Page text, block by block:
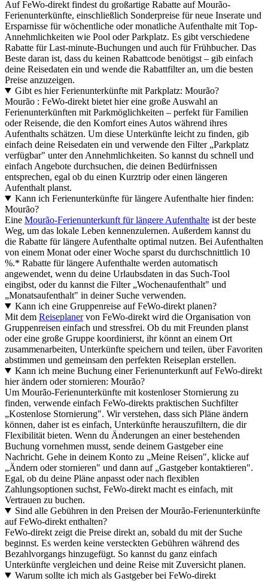
Auf FeWo-direkt findest du großartige Rabatte auf Mourão-
Ferienunterkünfte, einschließlich Sonderpreise für neue Inserate und
Ersparnisse für wöchentliche oder monatliche Aufenthalte mit Top-
Annehmlichkeiten wie Pool oder Parkplatz. Es gibt verschiedene
Rabatte für Last-minute-Buchungen und auch für Frühbucher. Das
Beste daran ist, dass du keinen Rabattcode benötigst – gib einfach
deine Reisedaten ein und wende die Rabattfilter an, um die besten
Preise anzuzeigen.
Gibt es hier Ferienunterkünfte mit Parkplatz: Mourão?
Mourão : FeWo-direkt bietet hier eine große Auswahl an
Ferienunterkünften mit Parkmöglichkeiten – perfekt für Familien
oder Reisende, die den Komfort eines Autos während ihres
Aufenthalts schätzen. Um diese Unterkünfte leicht zu finden, gib
einfach deine Reisedaten ein und verwende den Filter „Parkplatz
verfügbar" unter den Annehmlichkeiten. So kannst du schnell und
einfach Angebote durchsuchen, die deinen Bedürfnissen
entsprechen, egal ob du einen Kurztrip oder einen längeren
Aufenthalt planst.
Kann ich Ferienunterkünfte für längere Aufenthalte hier finden:
Mourão?
Eine Mourão-Ferienunterkunft für längere Aufenthalte ist der beste
Weg, um das lokale Leben kennenzulernen. Außerdem kannst du
die Rabatte für längere Aufenthalte optimal nutzen. Bei Aufenthalten
von einem Monat oder einer Woche sparst du durchschnittlich 10
%.* Rabatte für längere Aufenthalte werden automatisch
angewendet, wenn du deine Urlaubsdaten in das Such-Tool
eingibst, oder du kannst die Filter „Wochenaufenthalt" und
„Monatsaufenthalt" in deiner Suche verwenden.
Kann ich eine Gruppenreise auf FeWo-direkt planen?
Mit dem Reiseplanervon FeWo-direkt wird die Organisation von
Gruppenreisen einfach und stressfrei. Ob du mit Freunden planst
oder eine große Gruppe koordinierst, ihr könnt an einem Ort
zusammenarbeiten, Unterkünfte speichern und teilen, über Favoriten
abstimmen und gemeinsam den perfekten Reiseplan erstellen.
Kann ich meine Buchung einer Ferienunterkunft auf FeWo-direkt
hier ändern oder stornieren: Mourão?
Um Mourão-Ferienunterkünfte mit kostenloser Stornierung zu
finden, verwende einfach FeWo-direkts praktischen Suchfilter
„Kostenlose Stornierung". Wir verstehen, dass sich Pläne ändern
können, daher ist es einfach, Unterkünfte herauszufiltern, die dir
Flexibilität bieten. Wenn du Änderungen an einer bestehenden
Buchung vornehmen musst, sende deinem Gastgeber eine
Nachricht. Gehe in deinem Konto zu „Meine Reisen", klicke auf
„Ändern oder stornieren" und dann auf „Gastgeber kontaktieren".
Egal, ob du deine Pläne anpasst oder nach flexiblen
Zahlungsoptionen suchst, FeWo-direkt macht es einfach, mit
Vertrauen zu buchen.
Sind alle Gebühren in den Preisen der Mourão-Ferienunterkünfte
auf FeWo-direkt enthalten?
FeWo-direkt zeigt die Preise direkt an, sobald du mit der Suche
beginnst. Es werden keine versteckten Gebühren während des
Bezahlvorgangs hinzugefügt. So kannst du ganz einfach
Unterkünfte vergleichen und deine Reise mit Zuversicht planen.
Warum sollte ich mich als Gastgeber bei FeWo-direkt